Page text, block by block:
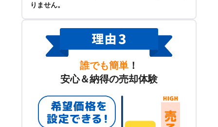
りません。
誰でも簡単 ！
安心＆納得の売却体験